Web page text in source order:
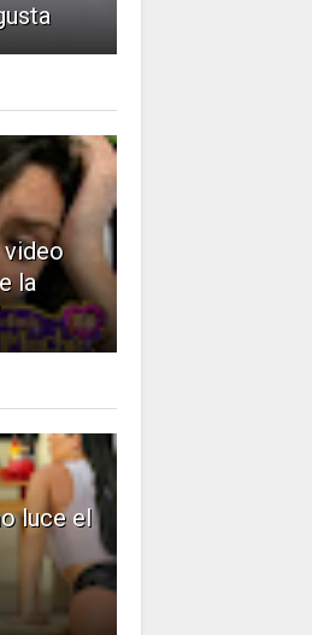
video
la
luce el